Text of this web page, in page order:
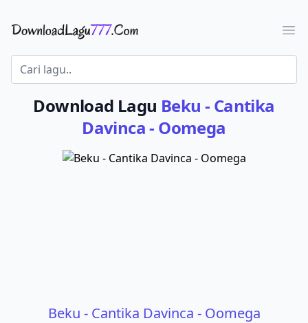
Download Lagu - LaguJoss.com
Download Lagu Beku - Cantika
Davinca - Oomega
Beku - Cantika Davinca - Oomega